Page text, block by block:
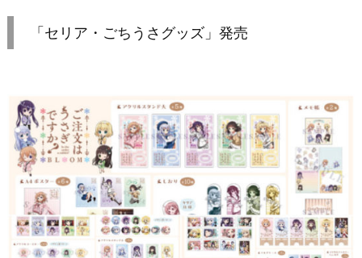
「セリア・ごちうさグッズ」発売